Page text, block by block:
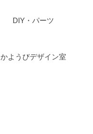
DIY・パーツ
かようびデザイン室